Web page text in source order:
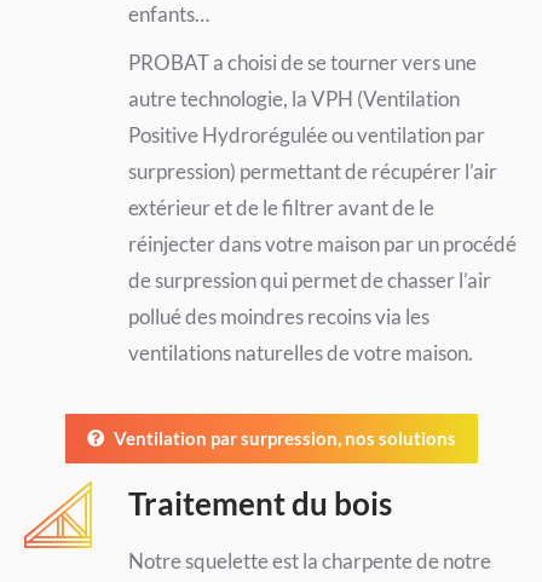
enfants…
PROBAT a choisi de se tourner vers une
autre technologie, la VPH (Ventilation
Positive Hydrorégulée ou ventilation par
surpression) permettant de récupérer l’air
extérieur et de le filtrer avant de le
réinjecter dans votre maison par un procédé
de surpression qui permet de chasser l’air
pollué des moindres recoins via les
ventilations naturelles de votre maison.
Ventilation par surpression, nos solutions
Traitement du bois
Notre squelette est la charpente de notre